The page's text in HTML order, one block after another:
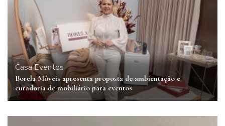
CasaEventos
Borela Móveis apresenta proposta de ambientação e
curadoria de mobiliário para eventos